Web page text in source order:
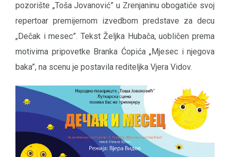
pozorište „Toša Jovanović” u Zrenjaninu obogatiće svoj
repertoar premijernom izvedbom predstave za decu
„Dečak i mesec”. Tekst Željka Hubača, uobličen prema
motivima pripovetke Branka Ćopića „Mjesec i njegova
baka”, na scenu je postavila rediteljka Vjera Vidov.